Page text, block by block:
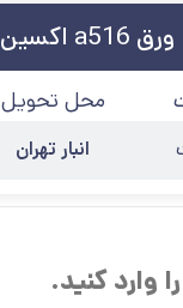
ورق a516 اکسین اهواز
محل تحویل
انبار تهران
وارد کنید.